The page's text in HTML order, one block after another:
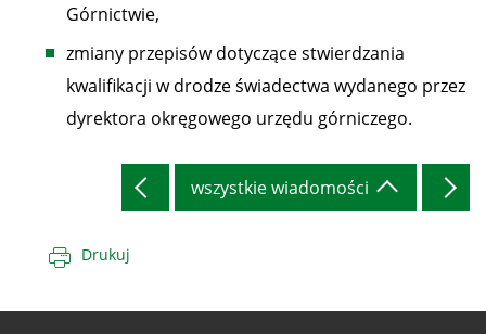
Górnictwie,
zmiany przepisów dotyczące stwierdzania
kwalifikacji w drodze świadectwa wydanego przez
dyrektora okręgowego urzędu górniczego.
wszystkie wiadomości
Drukuj